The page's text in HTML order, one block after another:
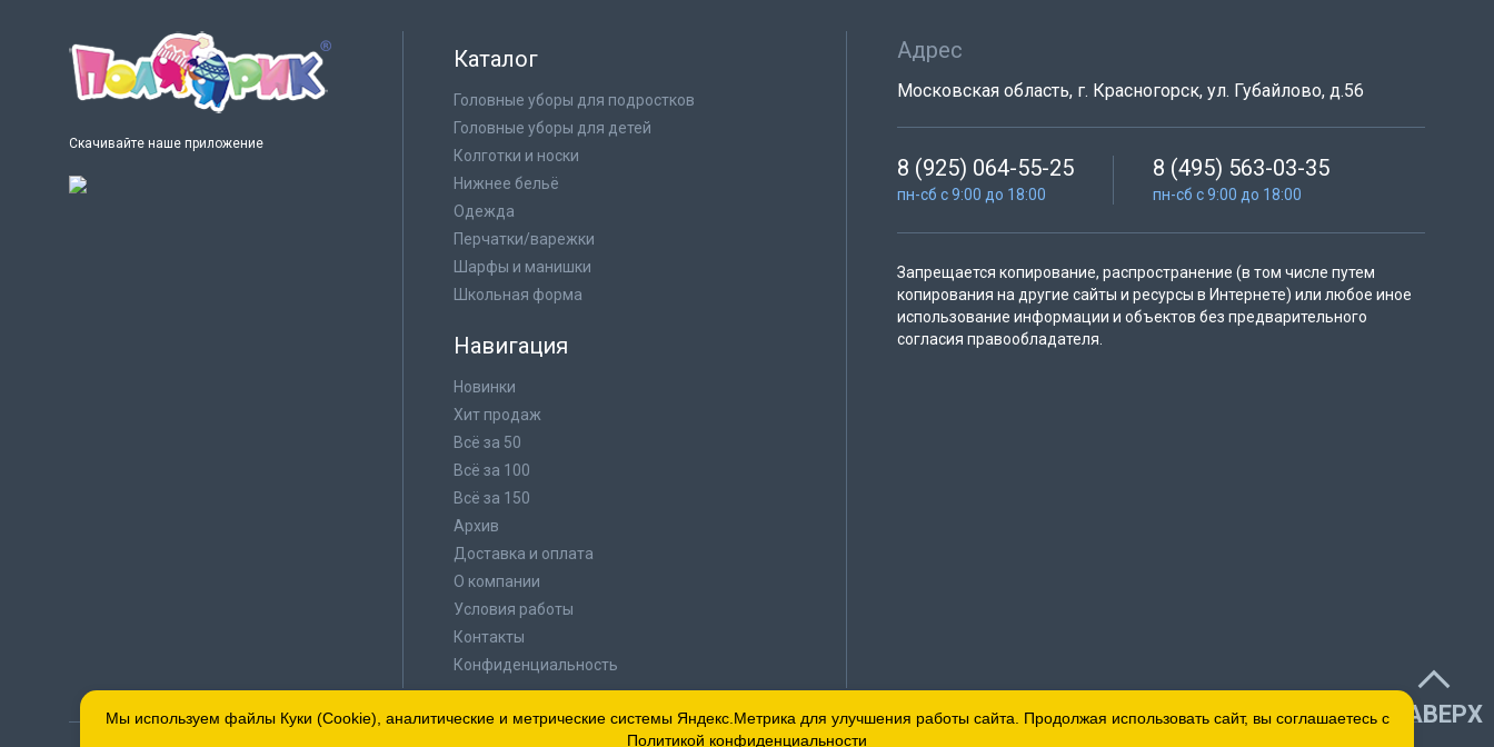
Скачивайте наше приложение
Каталог
Головные уборы для подростков
Головные уборы для детей
Колготки и носки
Нижнее бельё
Одежда
Перчатки/варежки
Шарфы и манишки
Школьная форма
Навигация
Новинки
Хит продаж
Всё за 50
Всё за 100
Всё за 150
Архив
Доставка и оплата
О компании
Условия работы
Контакты
Конфиденциальность
Адрес
Московская область, г. Красногорск, ул. Губайлово, д.56
8 (925) 064-55-25
пн-сб с 9:00 до 18:00
8 (495) 563-03-35
пн-сб с 9:00 до 18:00
Запрещается копирование, распространение (в том числе путем
копирования на другие сайты и ресурсы в Интернете) или любое иное
использование информации и объектов без предварительного
согласия правообладателя.
НАВЕРХ
Мы используем файлы Куки (Cookie), аналитические и метрические системы Яндекс.Метрика для улучшения работы сайта. Продолжая использовать сайт, вы соглашаетесь с
Политикой конфиденциальности